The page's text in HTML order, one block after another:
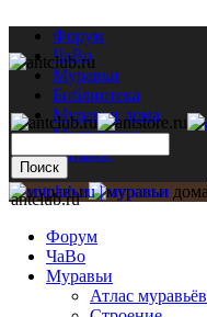
Форум
ЧаВо
Муравьи
Библиотека
Муравьи дома
Мастерская
Каталог
antclub.ru
Форум
ЧаВо
Муравьи
Атлас муравьёв